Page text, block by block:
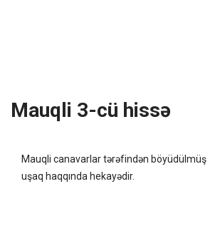
Mauqli 3-cü hissə
Mauqli canavarlar tərəfindən böyüdülmüş
uşaq haqqında hekayədir.